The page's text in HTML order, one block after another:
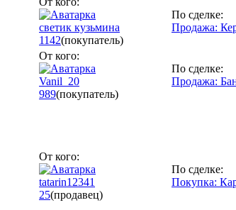
светик кузьмина
1142(покупатель)
По сделке:
Продажа:
От кого:
Vanil_20
989(покупатель)
По сделке:
Продажа:
От кого:
tatarin12341
25(продавец)
По сделке:
Покупка: